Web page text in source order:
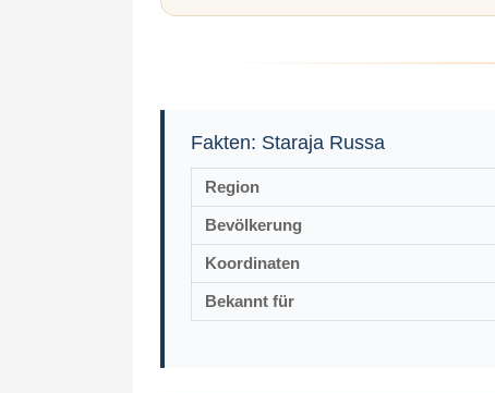
Fakten: Staraja Russa
Region
Bevölkerung
Koordinaten
Bekannt für